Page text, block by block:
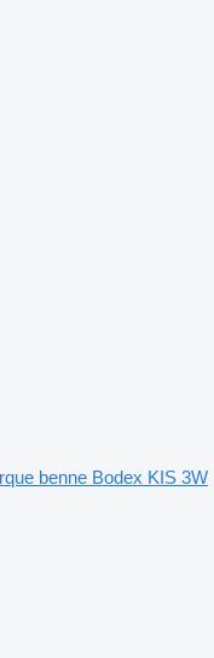
benne Bodex KIS 3W